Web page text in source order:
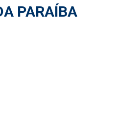
PARAÍBA